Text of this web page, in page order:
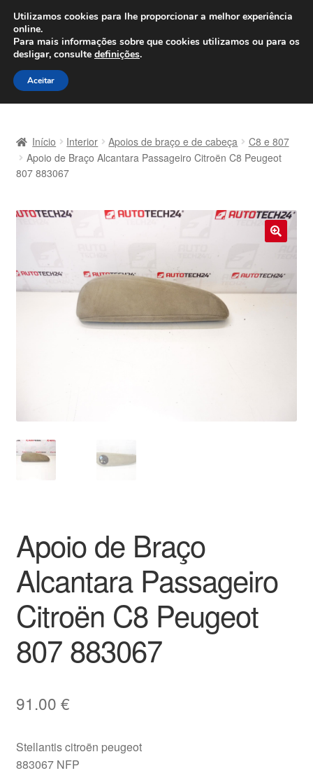
ENVIO a partir de 7 EUR
Seg-Sex, das 9h às 16h800 500 967
Ir
para
a
Saltar
para
o
Carrinho
Envio para todo o planeta
Pagamentos
Procedimento de Reclamação
Termos e Condições
Transporte
Início Interior Apoios de braço e de cabeça
C8 e 807
Apoio de Braço Alcantara Passageiro Citroën C8 Peugeot
807 883067
Apoio de Braço
Alcantara Passageiro
Citroën C8 Peugeot
807 883067
91.00 €
Stellantis citroën peugeot
883067 NFP
Utilizamos cookies para lhe proporcionar a melhor experiência
online.
Para mais informações sobre que cookies utilizamos ou para os
desligar, consulte definições.
Aceitar